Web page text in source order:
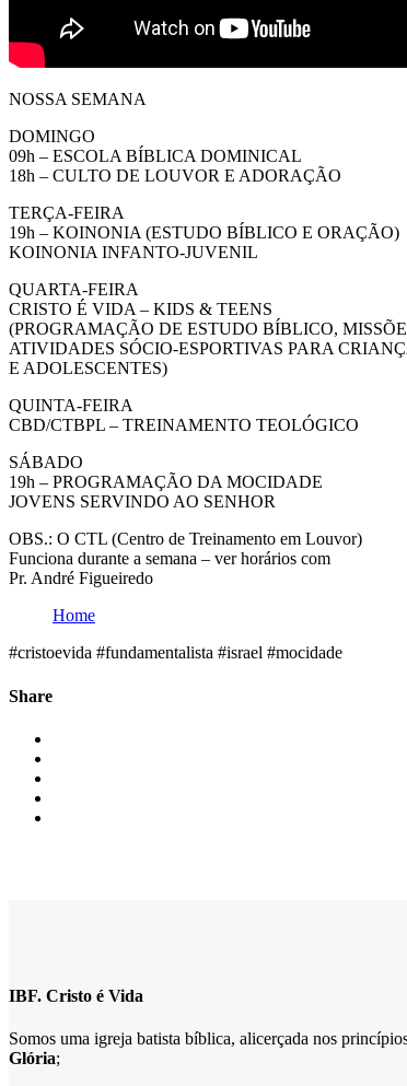
NOSSA SEMANA
DOMINGO
09h – ESCOLA BÍBLICA DOMINICAL
18h – CULTO DE LOUVOR E ADORAÇÃO
TERÇA-FEIRA
19h – KOINONIA (ESTUDO BÍBLICO E ORAÇÃO)
KOINONIA INFANTO-JUVENIL
QUARTA-FEIRA
CRISTO É VIDA – KIDS & TEENS
(PROGRAMAÇÃO DE ESTUDO BÍBLICO,
ATIVIDADES SÓCIO-ESPORTIVAS PARA
E ADOLESCENTES)
QUINTA-FEIRA
CBD/CTBPL – TREINAMENTO TEOLÓGICO
SÁBADO
19h – PROGRAMAÇÃO DA MOCIDADE
JOVENS SERVINDO AO SENHOR
OBS.: O CTL (Centro de Treinamento em Louvor)
Funciona durante a semana – ver horários com
Pr. André Figueiredo
Home
#cristoevida #fundamentalista #israel #mocidade
Share
IBF. Cristo é Vida
Somos uma igreja batista bíblica, alicerçada nos
Glória;